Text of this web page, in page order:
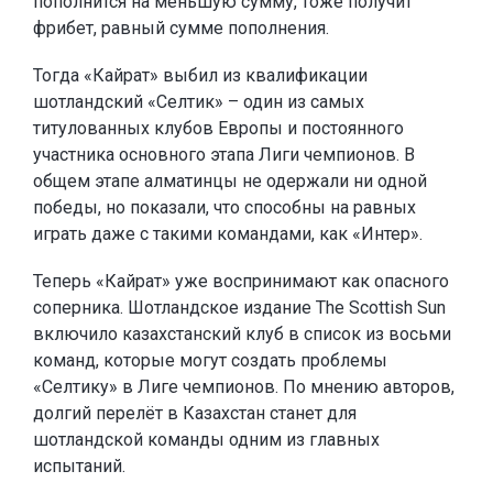
фрибет, равный сумме пополнения.
Тогда «Кайрат» выбил из квалификации
шотландский «Селтик» – один из самых
титулованных клубов Европы и постоянного
участника основного этапа Лиги чемпионов. В
общем этапе алматинцы не одержали ни одной
победы, но показали, что способны на равных
играть даже с такими командами, как «Интер».
Теперь «Кайрат» уже воспринимают как опасного
соперника. Шотландское издание The Scottish Sun
включило казахстанский клуб в список из восьми
команд, которые могут создать проблемы
«Селтику» в Лиге чемпионов. По мнению авторов,
долгий перелёт в Казахстан станет для
шотландской команды одним из главных
испытаний.